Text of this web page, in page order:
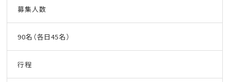
募集人数
90名（各日45名）
行程